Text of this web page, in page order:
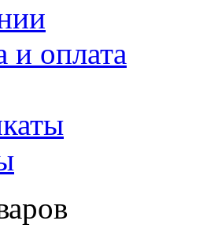
и оплата